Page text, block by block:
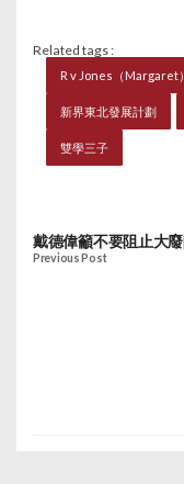
Related tags :
R v Jones（Margaret）
新界東北發展計劃
雙學三子
戴德偉籲不要阻止大
Previous Post